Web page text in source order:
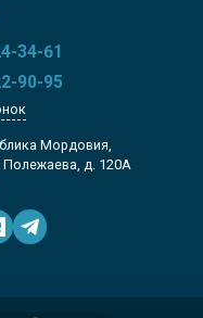
34-61
90-95
Мордовия,
Полежаева, д. 120А